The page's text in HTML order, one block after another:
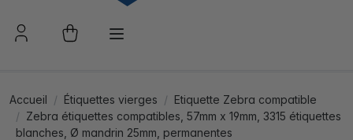
Accueil Étiquettes vierges
Etiquette Zebra compatible
Zebra étiquettes compatibles, 57mm x 19mm, 3315 étiquettes
blanches, Ø mandrin 25mm, permanentes